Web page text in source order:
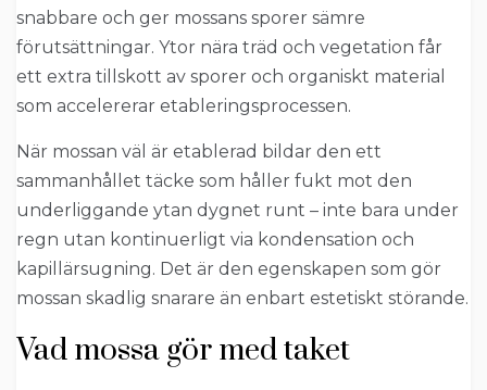
snabbare och ger mossans sporer sämre
förutsättningar. Ytor nära träd och vegetation får
ett extra tillskott av sporer och organiskt material
som accelererar etableringsprocessen.
När mossan väl är etablerad bildar den ett
sammanhållet täcke som håller fukt mot den
underliggande ytan dygnet runt – inte bara under
regn utan kontinuerligt via kondensation och
kapillärsugning. Det är den egenskapen som gör
mossan skadlig snarare än enbart estetiskt störande.
Vad mossa gör med taket